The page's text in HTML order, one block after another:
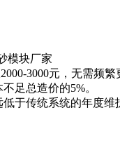
3000元，无需频繁
足总造价的5%。
于传统系统的年度维